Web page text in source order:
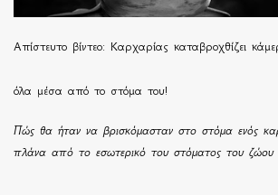
Απίστευτο βίντεο: Καρχαρίας καταβροχθίζει
όλα μέσα από το στόμα του!
Πώς θα ήταν να βρισκόμασταν στο στόμα ενός
πλάνα από το εσωτερικό του στόματος του ζώου